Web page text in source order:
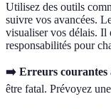
Utilisez des outils
suivre vos avancées.
visualiser vos délais. Il
responsabilités pour
➡️ Erreurs courantes
être fatal. Prévoyez